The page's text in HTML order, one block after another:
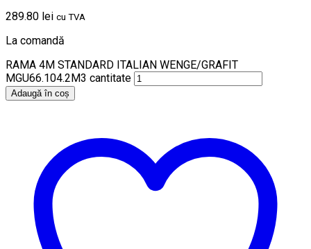
289.80 lei cu TVA
La comandă
RAMA 4M STANDARD ITALIAN WENGE/GRAFIT
MGU66.104.2M3 cantitate
Adaugă în coș